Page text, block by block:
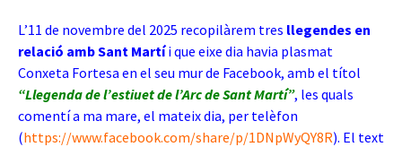
L’11 de novembre del 2025 recopilàrem tres llegendes en
relació amb Sant Martíi que eixe dia havia plasmat
Conxeta Fortesa en el seu mur de Facebook, amb el títol
“Llegenda de l’estiuet de l’Arc de Sant Martí”, les quals
comentí a ma mare, el mateix dia, per telèfon
(https://www.facebook.com/share/p/1DNpWyQY8R). El text